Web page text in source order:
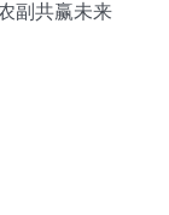
副共赢未来